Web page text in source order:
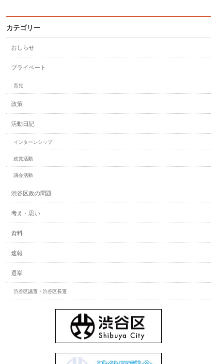
カテゴリー
おしらせ
プライベート
育児
政策
活動日記
インターンシップ
政党活動
議会活動
渋谷区政の問題
考え・思い
資料
速報
選挙
渋谷区議選・渋谷区長選